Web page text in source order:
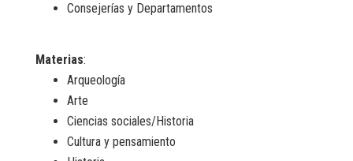
Consejerías y Departamentos
Materias:
Arqueología
Arte
Ciencias sociales/Historia
Cultura y pensamiento